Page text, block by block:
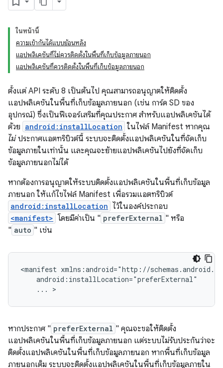
ในหน้านี้
ความเข้ากันได้แบบย้อนหลัง
แอปพลิเคชันที่ไม่ควรติดตั้งในพื้นที่เก็บข้อมูลภายนอก
แอปพลิเคชันที่ควรติดตั้งในพื้นที่เก็บข้อมูลภายนอก
ตั้งแต่ API ระดับ 8 เป็นต้นไป คุณสามารถอนุญาตให้ติดตั้ง
แอปพลิเคชันในพื้นที่เก็บข้อมูลภายนอก (เช่น การ์ด SD ของ
อุปกรณ์) ซึ่งเป็นฟีเจอร์เสริมที่คุณประกาศ สำหรับแอปพลิเคชันได้
ด้วย android:installLocation ในไฟล์ Manifest หากคุณ
ไม่ ประกาศแอตทริบิวต์นี้ ระบบจะติดตั้งแอปพลิเคชันในที่จัดเก็บ
ข้อมูลภายในเท่านั้น และคุณจะย้ายแอปพลิเคชันไปยังที่จัดเก็บ
ข้อมูลภายนอกไม่ได้
หากต้องการอนุญาตให้ระบบติดตั้งแอปพลิเคชันในพื้นที่เก็บข้อมูล
ภายนอก ให้แก้ไขไฟล์ Manifest เพื่อรวมแอตทริบิวต์
android:installLocation ไว้ในองค์ประกอบ
<manifest> โดยมีค่าเป็น " preferExternal " หรือ
" auto " เช่น
<manifest
...
>
หากประกาศ " preferExternal " คุณจะขอให้ติดตั้ง
แอปพลิเคชันในพื้นที่เก็บข้อมูลภายนอก แต่ระบบไม่รับประกันว่าจะ
ติดตั้งแอปพลิเคชันในพื้นที่เก็บข้อมูลภายนอก หากพื้นที่เก็บข้อมูล
ภายนอกเต็ม ระบบจะติดตั้งแอปพลิเคชันในพื้นที่เก็บข้อมูลภายใน